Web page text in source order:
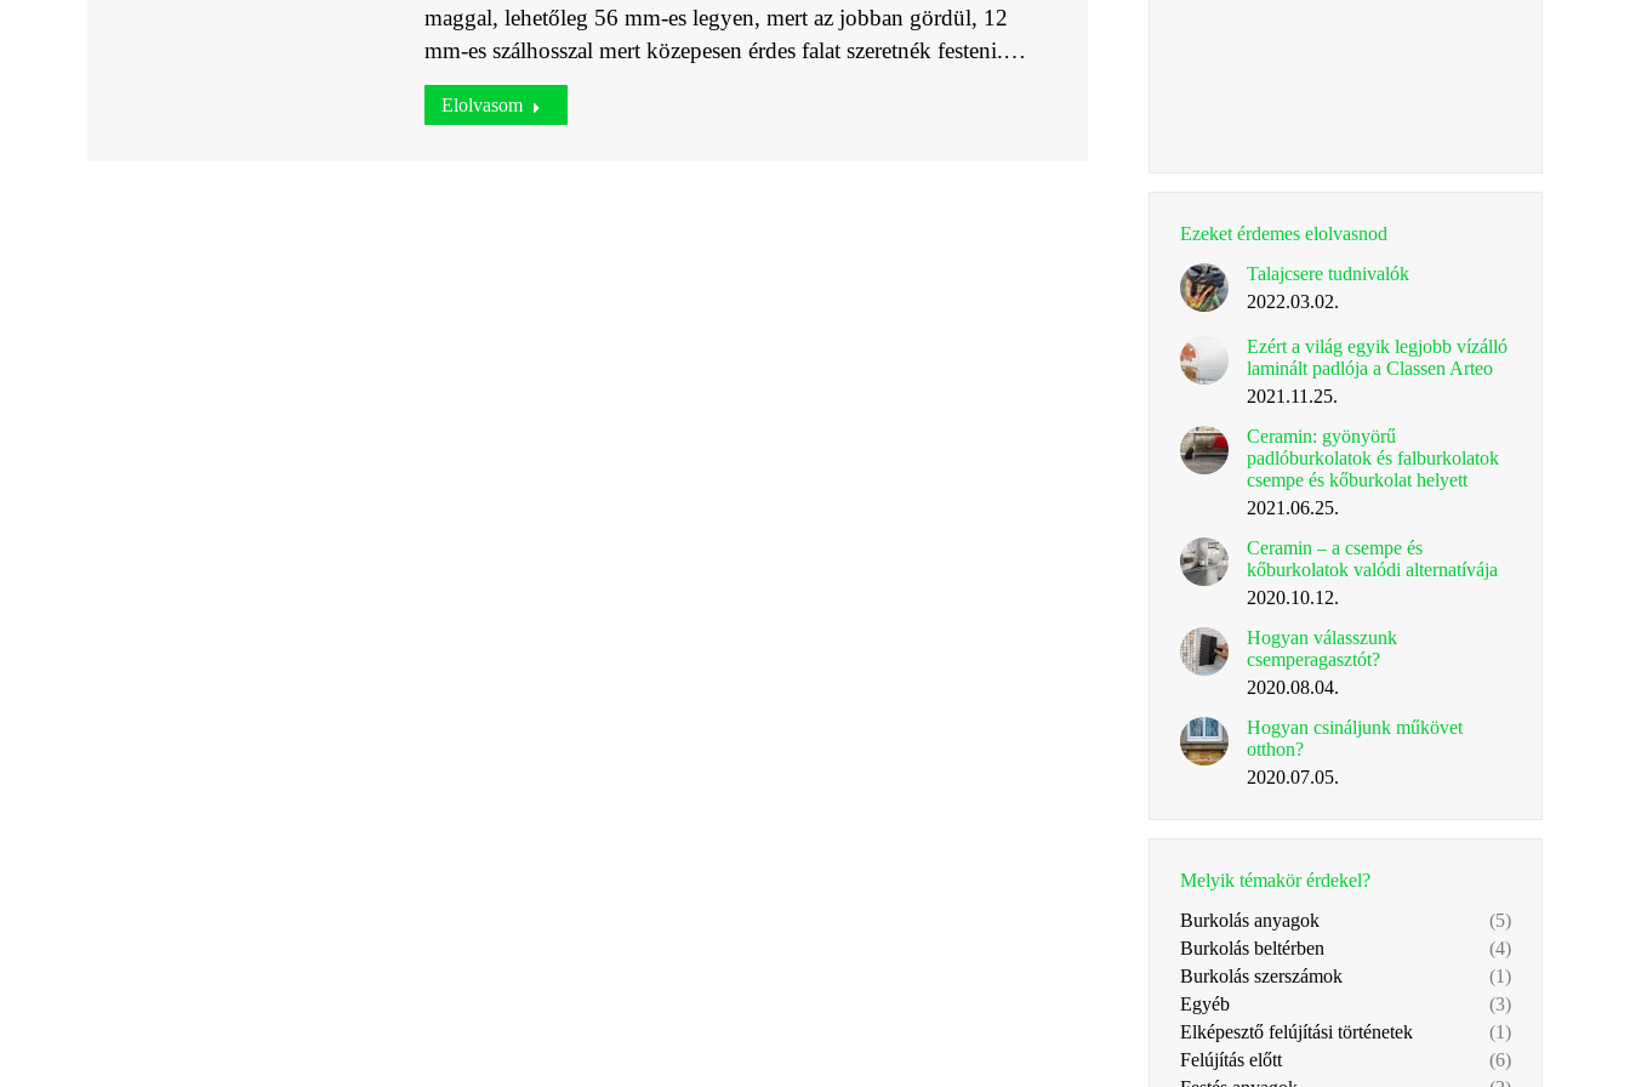
maggal, lehetőleg 56 mm-es legyen, mert az jobban gördül, 12
mm-es szálhosszal mert közepesen érdes falat szeretnék festeni.…
Elolvasom
Ezeket érdemes elolvasnod
Talajcsere tudnivalók
2022.03.02.
Ezért a világ egyik legjobb vízálló
laminált padlója a Classen Arteo
2021.11.25.
Ceramin: gyönyörű
padlóburkolatok és falburkolatok
csempe és kőburkolat helyett
2021.06.25.
Ceramin – a csempe és
kőburkolatok valódi alternatívája
2020.10.12.
Hogyan válasszunk
csemperagasztót?
2020.08.04.
Hogyan csináljunk műkövet
otthon?
2020.07.05.
Melyik témakör érdekel?
Burkolás anyagok
(5)
Burkolás beltérben
(4)
Burkolás szerszámok
(1)
Egyéb
(3)
Elképesztő felújítási történetek
(1)
Felújítás előtt
(6)